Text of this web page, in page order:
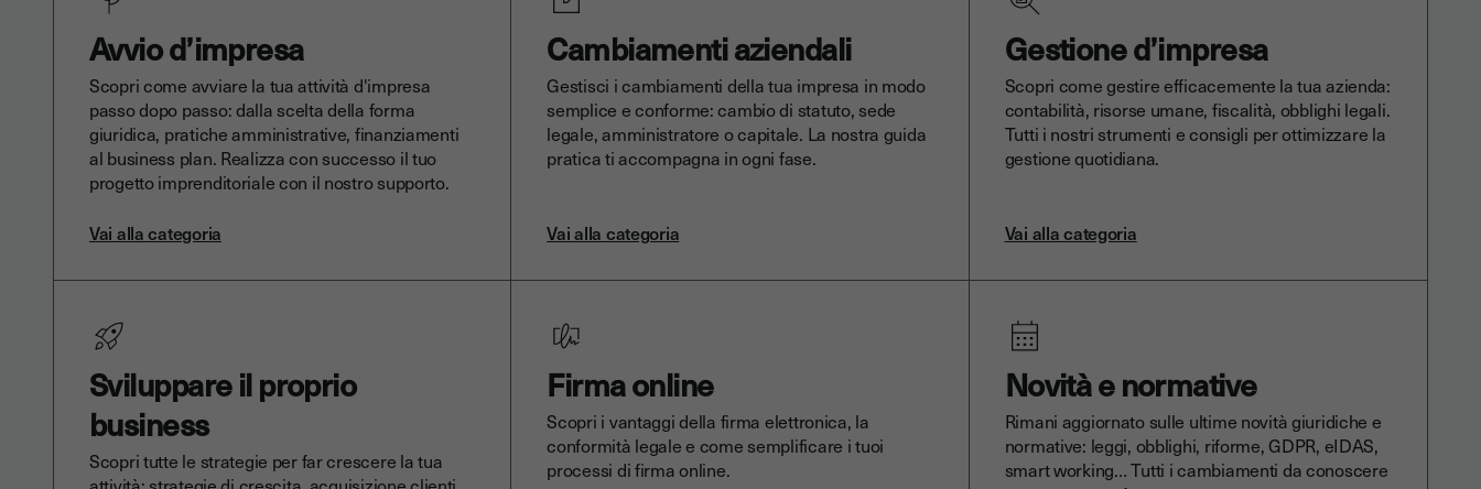
Avvio d’impresa
Scopri come avviare la tua attività d'impresa
passo dopo passo: dalla scelta della forma
giuridica, pratiche amministrative, finanziamenti
al business plan. Realizza con successo il tuo
progetto imprenditoriale con il nostro supporto.
Vai alla categoria
Cambiamenti aziendali
Gestisci i cambiamenti della tua impresa in modo
semplice e conforme: cambio di statuto, sede
legale, amministratore o capitale. La nostra guida
pratica ti accompagna in ogni fase.
Vai alla categoria
Gestione d’impresa
Scopri come gestire efficacemente la tua azienda:
contabilità, risorse umane, fiscalità, obblighi legali.
Tutti i nostri strumenti e consigli per ottimizzare la
gestione quotidiana.
Vai alla categoria
Sviluppare il proprio
business
Scopri tutte le strategie per far crescere la tua
Firma online
Scopri i vantaggi della firma elettronica, la
conformità legale e come semplificare i tuoi
processi di firma online.
Novità e normative
Rimani aggiornato sulle ultime novità giuridiche e
normative: leggi, obblighi, riforme, GDPR, eIDAS,
smart working… Tutti i cambiamenti da conoscere